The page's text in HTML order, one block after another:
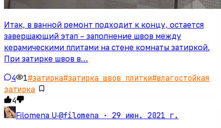
Итак, в ванной ремонт подходит к концу, остается
завершающий этап – заполнение швов между
керамическими плитами на стене комнаты затиркой.
При затирке швов в…
4 1#затирка#затирка швов плитки#влагостойкая
затирка
4
Filomena U·@filomena · 29 июн. 2021 г.